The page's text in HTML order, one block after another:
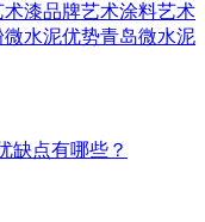
术漆品牌艺术涂料艺术
微水泥优势青岛微水泥
缺点有哪些？